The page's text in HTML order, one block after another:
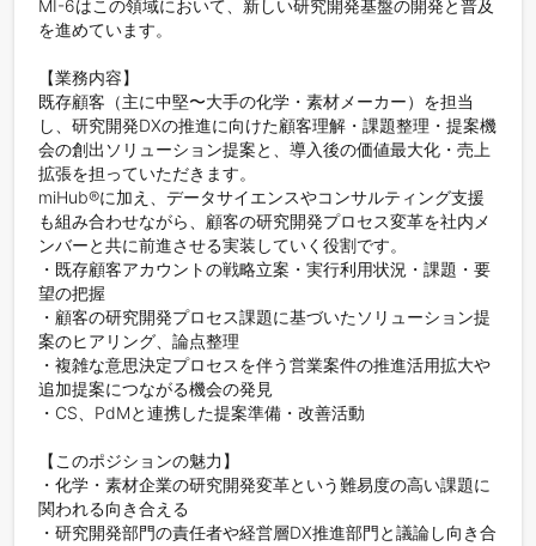
MI-6はこの領域において、新しい研究開発基盤の開発と普及
を進めています。
【業務内容】
既存顧客（主に中堅〜大手の化学・素材メーカー）を担当
し、研究開発DXの推進に向けた顧客理解・課題整理・提案機
会の創出ソリューション提案と、導入後の価値最大化・売上
拡張を担っていただきます。
miHub®︎に加え、データサイエンスやコンサルティング支援
も組み合わせながら、顧客の研究開発プロセス変革を社内メ
ンバーと共に前進させる実装していく役割です。
・既存顧客アカウントの戦略立案・実行利用状況・課題・要
望の把握
・顧客の研究開発プロセス課題に基づいたソリューション提
案のヒアリング、論点整理
・複雑な意思決定プロセスを伴う営業案件の推進活用拡大や
追加提案につながる機会の発見
・CS、PdMと連携した提案準備・改善活動
【このポジションの魅力】
・化学・素材企業の研究開発変革という難易度の高い課題に
関われる向き合える
・研究開発部門の責任者や経営層DX推進部門と議論し向き合